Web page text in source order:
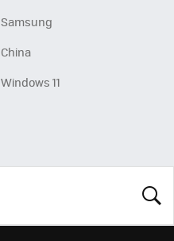
Samsung
China
Windows 11